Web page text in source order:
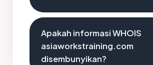
Apakah informasi WHOIS
asiaworkstraining.com
disembunyikan?